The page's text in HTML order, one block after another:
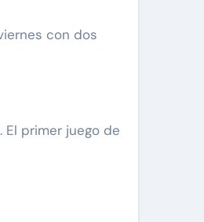
con dos
primer juego de